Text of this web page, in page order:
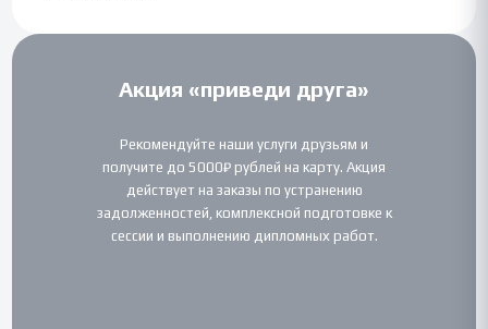
Акция «приведи друга»
Рекомендуйте наши услуги друзьям и
получите до 5000₽ рублей на карту. Акция
действует на заказы по устранению
задолженностей, комплексной подготовке к
сессии и выполнению дипломных работ.